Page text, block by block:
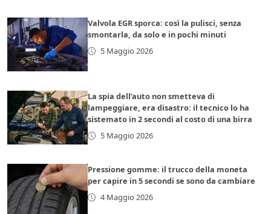
Valvola EGR sporca: così la pulisci, senza
smontarla, da solo e in pochi minuti
5 Maggio 2026
La spia dell’auto non smetteva di
lampeggiare, era disastro: il tecnico lo ha
sistemato in 2 secondi al costo di una birra
5 Maggio 2026
Pressione gomme: il trucco della moneta
per capire in 5 secondi se sono da cambiare
4 Maggio 2026